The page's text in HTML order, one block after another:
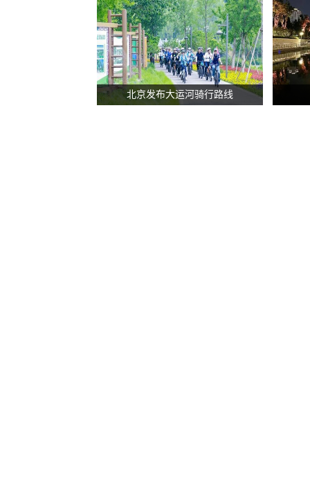
北京发布大运河骑行路线